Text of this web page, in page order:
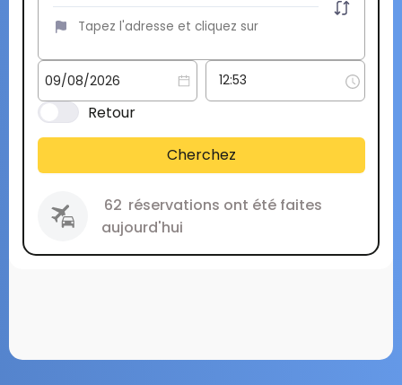
Retour
Cherchez
62 réservations ont été faites
aujourd'hui